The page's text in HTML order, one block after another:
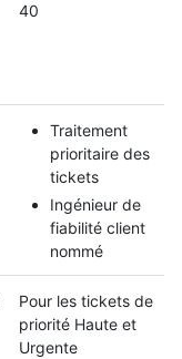
40
Traitement
prioritaire des
tickets
Ingénieur de
fiabilité client
nommé
Pour les tickets de
priorité Haute et
Urgente